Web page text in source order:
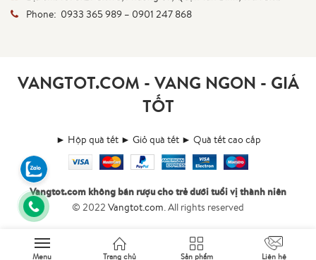
Phone: 0933 365 989 – 0901 247 868
VANGTOT.COM - VANG NGON - GIÁ
TỐT
► Hộp quà tết ► Giỏ quà tết ► Quà tết cao cấp
Vangtot.com không bán rượu cho trẻ dưới tuổi vị thành niên
© 2022 Vangtot.com. All rights reserved
Menu Trang chủ Sản phẩm Liên hệ